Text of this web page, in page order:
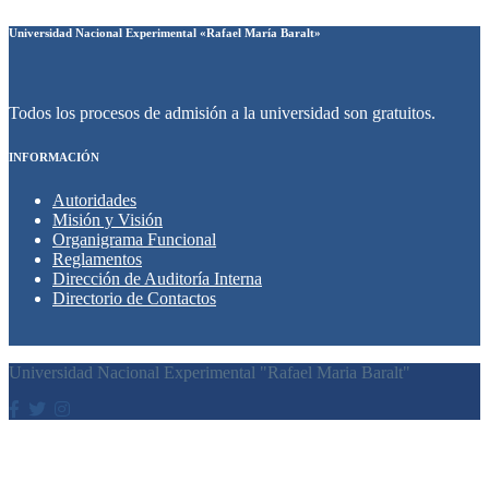
Universidad Nacional Experimental «Rafael María Baralt»
Todos los procesos de admisión a la universidad son gratuitos.
INFORMACIÓN
Autoridades
Misión y Visión
Organigrama Funcional
Reglamentos
Dirección de Auditoría Interna
Directorio de Contactos
Universidad Nacional Experimental "Rafael Maria Baralt"